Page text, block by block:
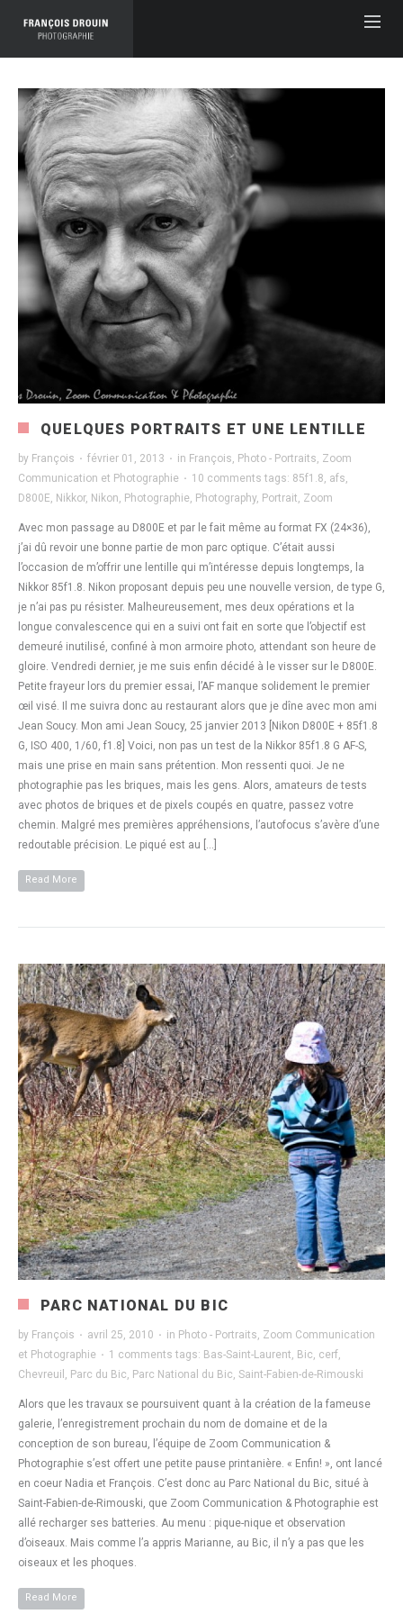
QUELQUES PORTRAITS ET UNE LENTILLE
by François · février 01, 2013 · in François, Photo - Portraits, Zoom
Communication et Photographie · 10 comments tags: 85f1.8, afs,
D800E, Nikkor, Nikon, Photographie, Photography, Portrait, Zoom
Avec mon passage au D800E et par le fait même au format FX (24×36),
j’ai dû revoir une bonne partie de mon parc optique. C’était aussi
l’occasion de m’offrir une lentille qui m’intéresse depuis longtemps, la
Nikkor 85f1.8. Nikon proposant depuis peu une nouvelle version, de type G,
je n’ai pas pu résister. Malheureusement, mes deux opérations et la
longue convalescence qui en a suivi ont fait en sorte que l’objectif est
demeuré inutilisé, confiné à mon armoire photo, attendant son heure de
gloire. Vendredi dernier, je me suis enfin décidé à le visser sur le D800E.
Petite frayeur lors du premier essai, l’AF manque solidement le premier
œil visé. Il me suivra donc au restaurant alors que je dîne avec mon ami
Jean Soucy. Mon ami Jean Soucy, 25 janvier 2013 [Nikon D800E + 85f1.8
G, ISO 400, 1/60, f1.8] Voici, non pas un test de la Nikkor 85f1.8 G AF-S,
mais une prise en main sans prétention. Mon ressenti quoi. Je ne
photographie pas les briques, mais les gens. Alors, amateurs de tests
avec photos de briques et de pixels coupés en quatre, passez votre
chemin. Malgré mes premières appréhensions, l’autofocus s’avère d’une
redoutable précision. Le piqué est au […]
Read More
PARC NATIONAL DU BIC
by François · avril 25, 2010 · in Photo - Portraits, Zoom Communication
et Photographie · 1 comments tags: Bas-Saint-Laurent, Bic, cerf,
Chevreuil , Parc du Bic, Parc National du Bic, Saint-Fabien-de-Rimouski
Alors que les travaux se poursuivent quant à la création de la fameuse
galerie, l’enregistrement prochain du nom de domaine et de la
conception de son bureau, l’équipe de Zoom Communication &
Photographie s’est offert une petite pause printanière. « Enfin! », ont lancé
en coeur Nadia et François. C’est donc au Parc National du Bic, situé à
Saint-Fabien-de-Rimouski, que Zoom Communication & Photographie est
allé recharger ses batteries. Au menu : pique-nique et observation
d’oiseaux. Mais comme l’a appris Marianne, au Bic, il n’y a pas que les
oiseaux et les phoques.
Read More